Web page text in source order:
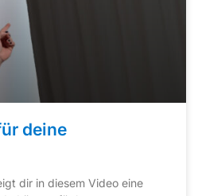
deine
dir in diesem Video eine